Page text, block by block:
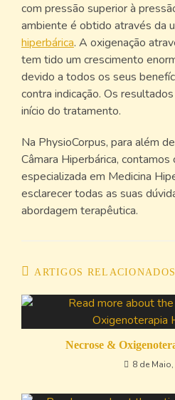
com pressão superior à
ambiente é obtido através da
hiperbárica. A oxigenação
tem tido um crescimento
devido a todos os seus
contra indicação. Os
início do tratamento.
Na PhysioCorpus, para além
Câmara Hiperbárica, contamos
especializada em Medicina
esclarecer todas as suas
abordagem terapêutica.
ARTIGOS RELACIONADOS
Necrose &
8 de